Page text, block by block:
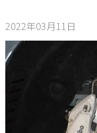
お問い合わせ
2022年03月11日